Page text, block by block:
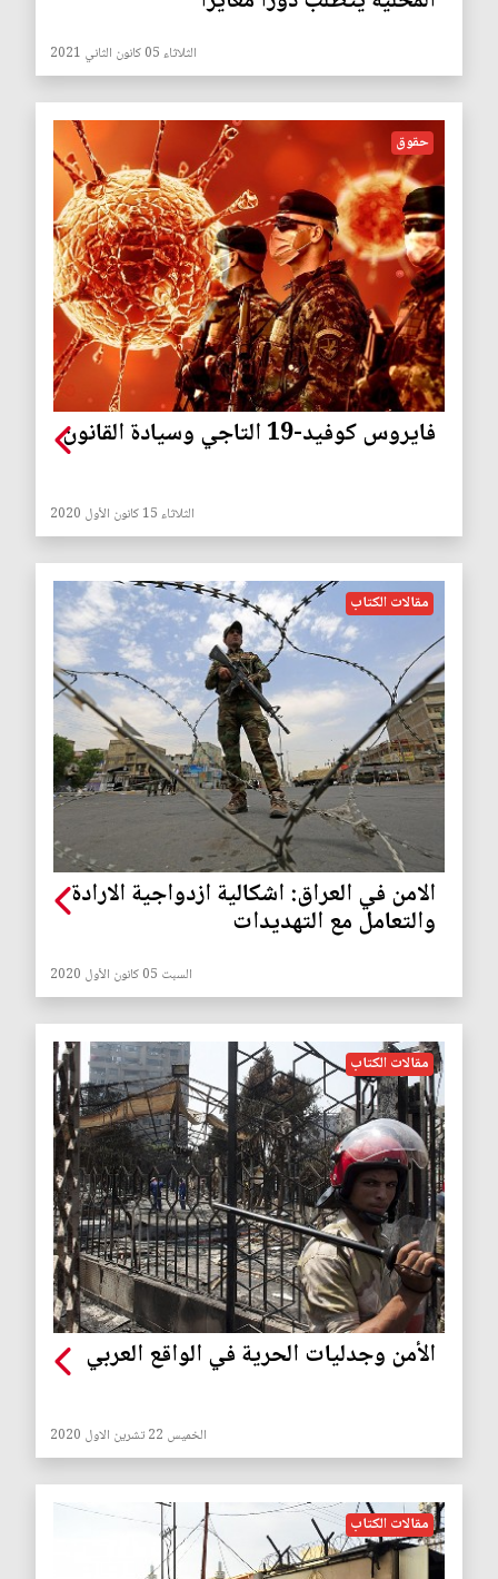
الثلاثاء 05 كانون الثاني 2021
حقوق
فايروس كوفيد-19 التاجي وسيادة القانون
الثلاثاء 15 كانون الأول 2020
مقالات الكتاب
الامن في العراق: اشكالية ازدواجية الارادة
والتعامل مع التهديدات
السبت 05 كانون الأول 2020
مقالات الكتاب
الأمن وجدليات الحرية في الواقع العربي
الخميس 22 تشرين الاول 2020
مقالات الكتاب